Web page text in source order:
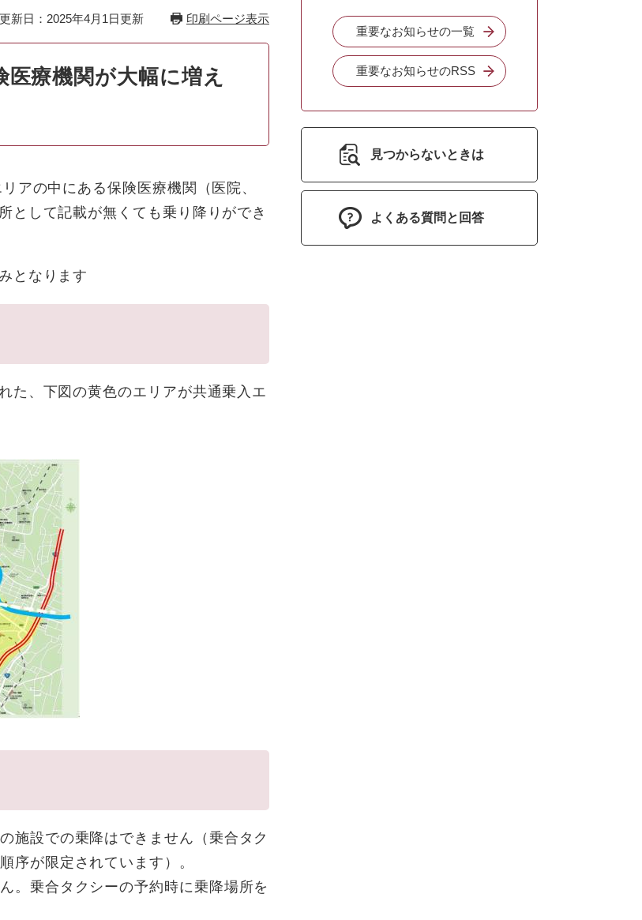
更新日：2025年4月1日更新 印刷ページ表示
療機関が大幅に増え
アの中にある保険医療機関（医院、
として記載が無くても乗り降りができ
となります
た、下図の黄色のエリアが共通乗入エ
施設での乗降はできません（乗合タク
序が限定されています）。
。乗合タクシーの予約時に乗降場所を
重要なお知らせの一覧
重要なお知らせのRSS
見つからないときは
よくある質問と回答